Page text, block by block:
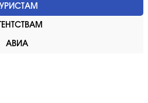
ТУРИСТАМ
АВИА